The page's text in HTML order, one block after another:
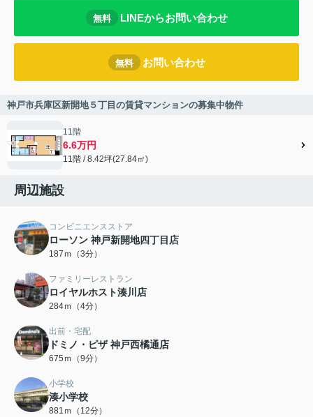
無料 LINEからお問い合わせ
無料 お問い合わせ
神戸市兵庫区新開地５丁目の賃貸マンションの募集中物件
11階
6.6万円
11階 / 8.42坪(27.84㎡)
周辺施設
コンビニエンスストア
ローソン 神戸新開地四丁目店
187ｍ（3分）
ファミリーレストラン
ロイヤルホスト湊川店
284ｍ（4分）
出前・宅配
ドミノ・ピザ 神戸西橘通店
675ｍ（9分）
小学校
湊小学校
881ｍ（12分）